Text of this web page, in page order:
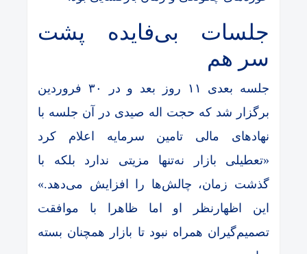
جلسات بی‌فایده پشت
سر هم
جلسه بعدی ۱۱ روز بعد و در ۳۰ فروردین
برگزار شد که حجت اله صیدی در آن جلسه با
نهادهای مالی تامین سرمایه اعلام کرد
«تعطیلی بازار نه‌تنها مزیتی ندارد بلکه با
گذشت زمان، چالش‌ها را افزایش می‌دهد.»
این اظهارنظر او اما ظاهرا با موافقت
تصمیم‌گیران همراه نبود تا بازار همچنان بسته